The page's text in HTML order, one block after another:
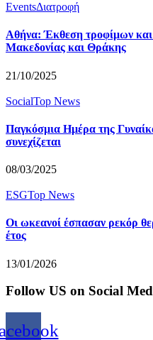
EventsΔιατροφή
Αθήνα: Έκθεση τροφίμων και
Μακεδονίας και Θράκης
21/10/2025
SocialTop News
Παγκόσμια Ημέρα της
συνεχίζεται
08/03/2025
ESGTop News
Οι ωκεανοί έσπασαν ρεκόρ
έτος
13/01/2026
Follow US on Social